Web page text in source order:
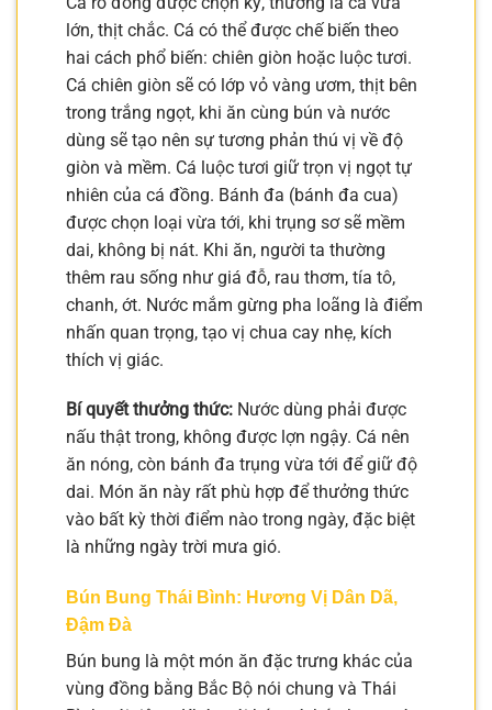
lớn, thịt chắc. Cá có thể được chế biến theo
hai cách phổ biến: chiên giòn hoặc luộc tươi.
Cá chiên giòn sẽ có lớp vỏ vàng ươm, thịt bên
trong trắng ngọt, khi ăn cùng bún và nước
dùng sẽ tạo nên sự tương phản thú vị về độ
giòn và mềm. Cá luộc tươi giữ trọn vị ngọt tự
nhiên của cá đồng. Bánh đa (bánh đa cua)
được chọn loại vừa tới, khi trụng sơ sẽ mềm
dai, không bị nát. Khi ăn, người ta thường
thêm rau sống như giá đỗ, rau thơm, tía tô,
chanh, ớt. Nước mắm gừng pha loãng là điểm
nhấn quan trọng, tạo vị chua cay nhẹ, kích
thích vị giác.
Bí quyết thưởng thức: Nước dùng phải được
nấu thật trong, không được lợn ngậy. Cá nên
ăn nóng, còn bánh đa trụng vừa tới để giữ độ
dai. Món ăn này rất phù hợp để thưởng thức
vào bất kỳ thời điểm nào trong ngày, đặc biệt
là những ngày trời mưa gió.
Bún Bung Thái Bình: Hương Vị Dân Dã,
Đậm Đà
Bún bung là một món ăn đặc trưng khác của
vùng đồng bằng Bắc Bộ nói chung và Thái